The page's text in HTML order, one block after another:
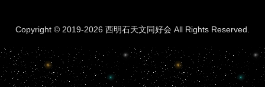
Copyright © 2019-2026 西明石天文同好会 All Rights Reserved.